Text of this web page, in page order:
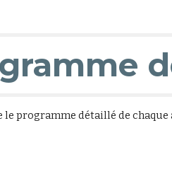
programme détaillé de chaque